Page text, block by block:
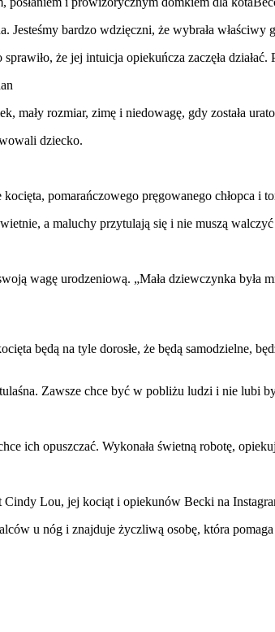
Jesteśmy bardzo wdzięczni, że wybrała właściwy
że jej intuicja opiekuńcza zaczęła
mały rozmiar, zimę i niedowagę, gdy została
dziecko.
pomarańczowego pręgowanego chłopca i
a maluchy przytulają się i nie muszą
wagę urodzeniową. „Mała dziewczynka była
będą na tyle dorosłe, że będą samodzielne,
Zawsze chce być w pobliżu ludzi i nie lubi
ich opuszczać. Wykonała świetną robotę,
Lou, jej kociąt i opiekunów Becki na
u nóg i znajduje życzliwą osobę, która